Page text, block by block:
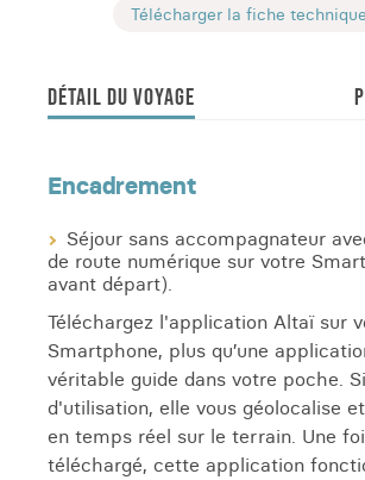
Télécharger la fiche technique
DÉTAIL DU VOYAGE
Encadrement
Séjour sans accompagnateur
de route numérique sur votre
avant départ).
Téléchargez l'application Altaï sur
Smartphone, plus qu’une
véritable guide dans votre poche.
d'utilisation, elle vous géolocalise
en temps réel sur le terrain. Une
téléchargé, cette application